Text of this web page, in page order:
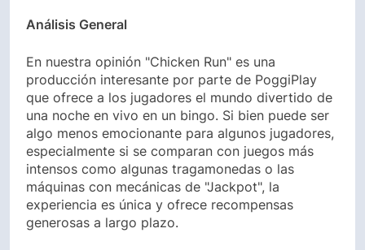
Análisis General
En nuestra opinión "Chicken Run" es una
producción interesante por parte de PoggiPlay
que ofrece a los jugadores el mundo divertido de
una noche en vivo en un bingo. Si bien puede ser
algo menos emocionante para algunos jugadores,
especialmente si se comparan con juegos más
intensos como algunas tragamonedas o las
máquinas con mecánicas de "Jackpot", la
experiencia es única y ofrece recompensas
generosas a largo plazo.